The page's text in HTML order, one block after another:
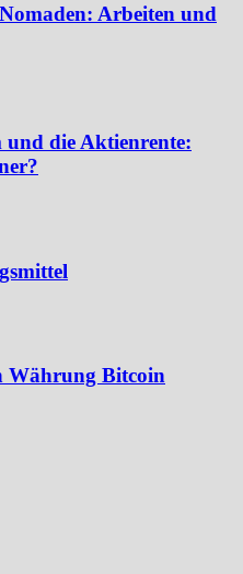
Arbeiten und
und die Aktienrente:
Währung Bitcoin